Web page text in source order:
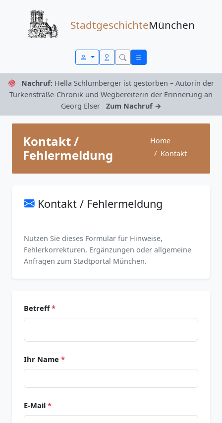
StadtgeschichteMünchen
Nachruf: Hella Schlumberger ist gestorben – Autorin der
Türkenstraße-Chronik und Wegbereiterin der Erinnerung an
Georg Elser
Zum Nachruf →
Kontakt /
Fehlermeldung
Home
Kontakt
Kontakt / Fehlermeldung
Nutzen Sie dieses Formular für Hinweise,
Fehlerkorrekturen, Ergänzungen oder allgemeine
Anfragen zum Stadtportal München.
Betreff*
Ihr Name *
E-Mail *